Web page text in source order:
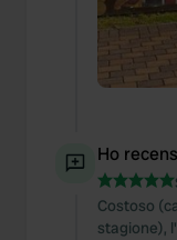
Ho
Costoso
stagione),